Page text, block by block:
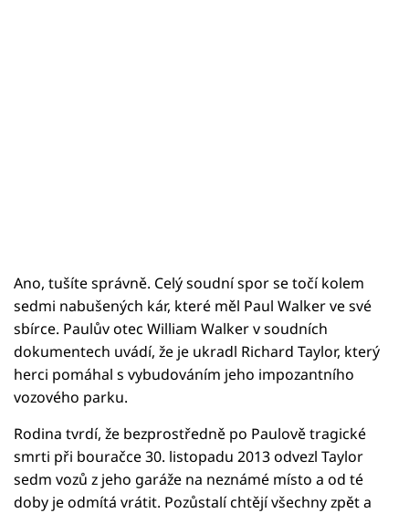
Ano, tušíte správně. Celý soudní spor se točí kolem
sedmi nabušených kár, které měl Paul Walker ve své
sbírce. Paulův otec William Walker v soudních
dokumentech uvádí, že je ukradl Richard Taylor, který
herci pomáhal s vybudováním jeho impozantního
vozového parku.
Rodina tvrdí, že bezprostředně po Paulově tragické
smrti při bouračce 30. listopadu 2013 odvezl Taylor
sedm vozů z jeho garáže na neznámé místo a od té
doby je odmítá vrátit. Pozůstalí chtějí všechny zpět a